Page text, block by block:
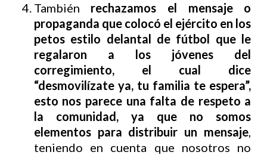
También rechazamos el mensaje o
propaganda que colocó el ejército en los
petos estilo delantal de fútbol que le
regalaron a los jóvenes del
corregimiento, el cual dice
“desmovilízate ya, tu familia te espera”,
esto nos parece una falta de respeto a
la comunidad, ya que no somos
elementos para distribuir un mensaje,
teniendo en cuenta que nosotros no